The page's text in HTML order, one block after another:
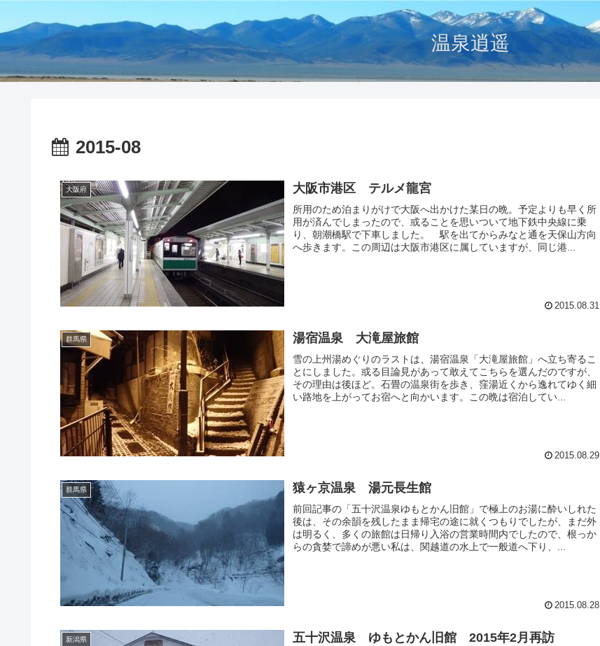
温泉逍遥
2015-08
大阪府 大阪市港区 テルメ龍宮
所用のため泊まりがけで大阪へ出かけた某日の晩。予定よりも早く所
用が済んでしまったので、或ることを思いついて地下鉄中央線に乗
り、朝潮橋駅で下車しました。 駅を出てからみなと通を天保山方向
へ歩きます。この周辺は大阪市港区に属していますが、同じ港...
2015.08.31
群馬県 湯宿温泉 大滝屋旅館
雪の上州湯めぐりのラストは、湯宿温泉「大滝屋旅館」へ立ち寄るこ
とにしました。或る目論見があって敢えてこちらを選んだのですが、
その理由は後ほど。石畳の温泉街を歩き、窪湯近くから逸れてゆく細
い路地を上がってお宿へと向かいます。この晩は宿泊してい...
2015.08.29
群馬県 猿ヶ京温泉 湯元長生館
前回記事の「五十沢温泉ゆもとかん旧館」で極上のお湯に酔いしれた
後は、その余韻を残したまま帰宅の途に就くつもりでしたが、まだ外
は明るく、多くの旅館は日帰り入浴の営業時間内でしたので、根っか
らの貪婪で諦めが悪い私は、関越道の水上で一般道へ下り、...
2015.08.28
新潟県 五十沢温泉 ゆもとかん旧館 2015年2月再訪